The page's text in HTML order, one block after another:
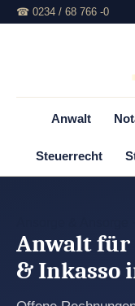
☎ 0234 / 68 766 -0
Anwalt
Steuerrecht
Anwalt für
& Inkasso